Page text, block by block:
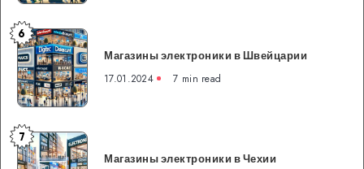
Магазины
электроники
в
Швейцарии
6
Магазины электроники в Швейцарии
17.01.2024 7 min read
Магазины
электроники
7
Магазины электроники в Чехии